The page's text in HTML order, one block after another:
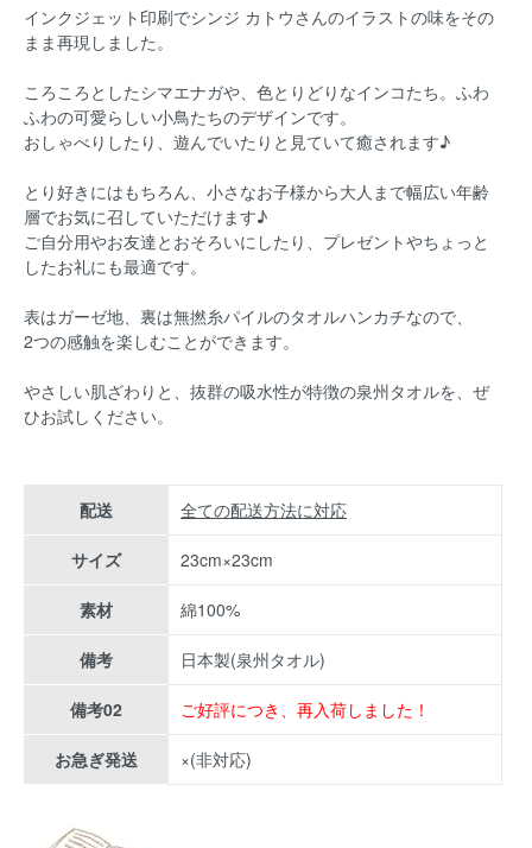
インクジェット印刷でシンジ カトウさんのイラストの味をその
まま再現しました。
ころころとしたシマエナガや、色とりどりなインコたち。ふわ
ふわの可愛らしい小鳥たちのデザインです。
おしゃべりしたり、遊んでいたりと見ていて癒されます♪
とり好きにはもちろん、小さなお子様から大人まで幅広い年齢
層でお気に召していただけます♪
ご自分用やお友達とおそろいにしたり、プレゼントやちょっと
したお礼にも最適です。
表はガーゼ地、裏は無撚糸パイルのタオルハンカチなので、
2つの感触を楽しむことができます。
やさしい肌ざわりと、抜群の吸水性が特徴の泉州タオルを、ぜ
ひお試しください。
配送 全ての配送方法に対応
サイズ 23cm×23cm
素材 綿100%
備考 日本製(泉州タオル)
備考02 ご好評につき、再入荷しました！
お急ぎ発送 ×(非対応)